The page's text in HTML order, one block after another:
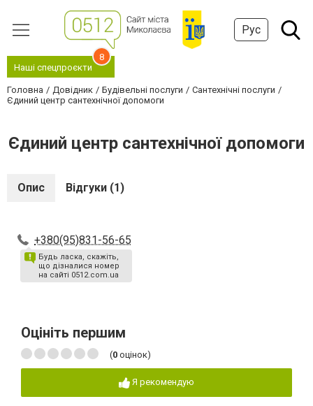
Рус
Наші спецпроєкти
8
Головна Довідник Будівельні послуги
Сантехнічні послуги
Єдиний центр сантехнічної допомоги
Єдиний центр сантехнічної допомоги
Опис Відгуки (1)
+380(95)831-56-65
Будь ласка, скажіть,
що дізналися номер
на сайті 0512.com.ua
Оцініть першим
(0 оцінок)
Я рекомендую